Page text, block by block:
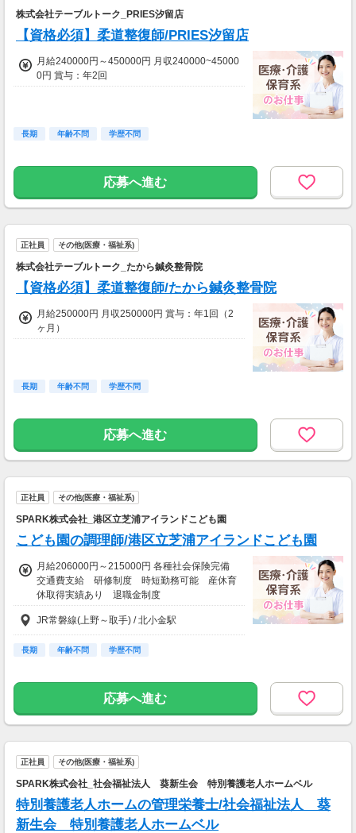
株式会社テーブルトーク_PRIES汐留店
【資格必須】柔道整復師/PRIES汐留店
月給240000円～450000円 月収240000~45000
0円 賞与：年2回
長期 年齢不問 学歴不問
応募へ進む
正社員 その他(医療・福祉系)
株式会社テーブルトーク_たから鍼灸整骨院
【資格必須】柔道整復師/たから鍼灸整骨院
月給250000円 月収250000円 賞与：年1回（2
ヶ月）
長期 年齢不問 学歴不問
応募へ進む
正社員 その他(医療・福祉系)
SPARK株式会社_港区立芝浦アイランドこども園
こども園の調理師/港区立芝浦アイランドこども園
月給206000円～215000円 各種社会保険完備
交通費支給 研修制度 時短勤務可能 産休育
休取得実績あり 退職金制度
JR常磐線(上野～取手) / 北小金駅
長期 年齢不問 学歴不問
応募へ進む
正社員 その他(医療・福祉系)
SPARK株式会社_社会福祉法人 葵新生会 特別養護老人ホームベル
特別養護老人ホームの管理栄養士/社会福祉法人 葵
新生会 特別養護老人ホームベル